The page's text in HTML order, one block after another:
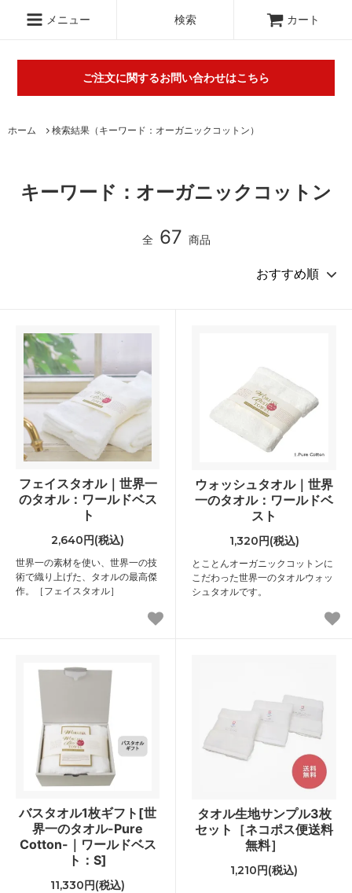
ご注文に関するお問い合わせはこちら
関するご不明な点は（
＞お問い合わせフォーム ）にてご連絡お願
メニュー 検索 カート
ホーム 検索結果（キーワード：オーガニックコットン）
キーワード：オーガニックコットン
全 67 商品
フェイスタオル｜世界一
のタオル：ワールドベス
ト
2,640円(税込)
世界一の素材を使い、世界一の技
術で織り上げた、タオルの最高傑
作。［フェイスタオル］
ウォッシュタオル｜世界
一のタオル：ワールドベ
スト
1,320円(税込)
とことんオーガニックコットンに
こだわった世界一のタオルウォッ
シュタオルです。
バスタオル1枚ギフト[世
界一のタオル-Pure
Cotton-｜ワールドベス
ト：S]
11,330円(税込)
タオル生地サンプル3枚
セット［ネコポス便送料
無料］
1,210円(税込)